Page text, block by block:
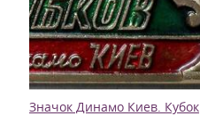
Значок Динамо Киев. Кубок